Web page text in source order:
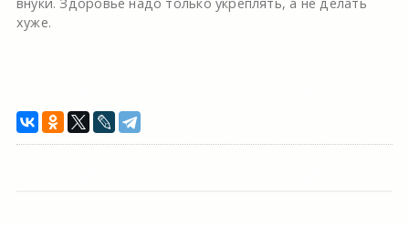
хуже.